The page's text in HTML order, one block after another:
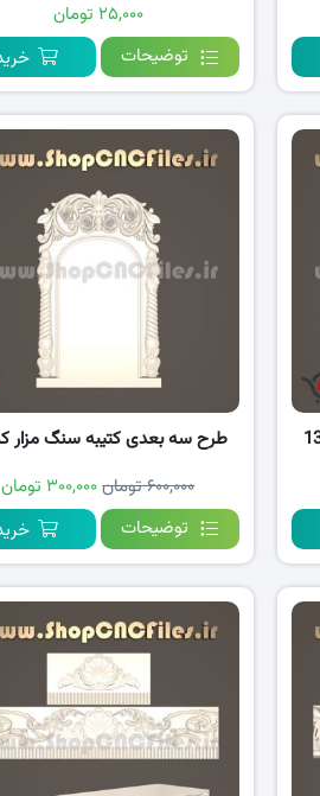
۲۵,۰۰۰ تومان
توضیحات
طرح سه بعدی کتیبه سنگ مزار کد
۶۰۰,۰۰۰ تومان
۳۰۰,۰۰۰ تومان
توضیحات